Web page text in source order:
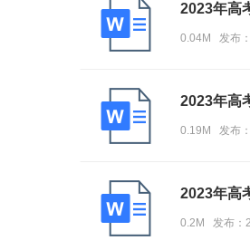
2023年高
0.04M 发布
2023年高
0.19M 发布
2023年高
0.2M 发布：